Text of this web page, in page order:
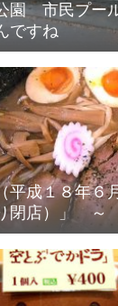
園 市民プー
ですね
平成１８年
閉店）」 ～